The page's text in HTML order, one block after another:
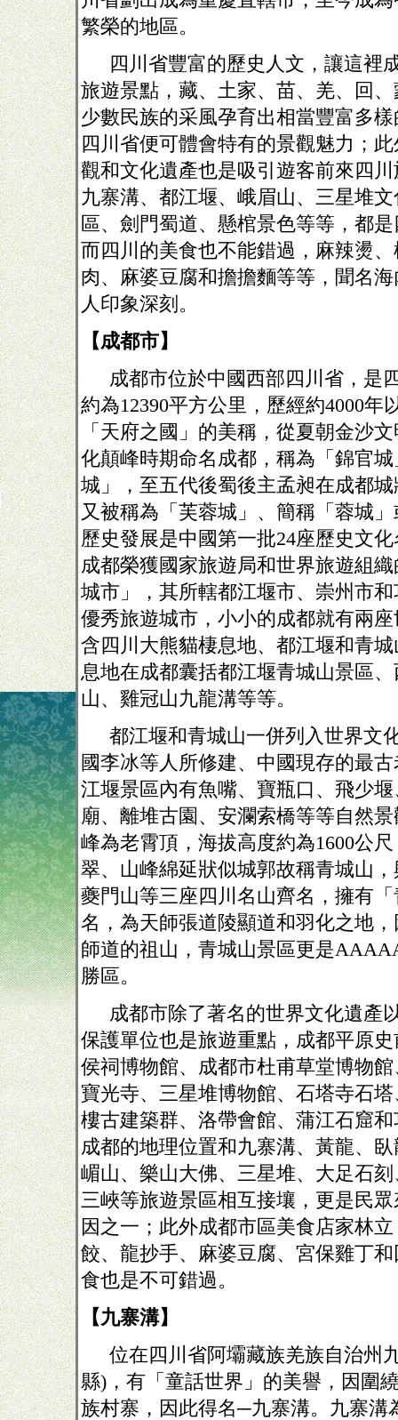
繁榮的地區。
四川省豐富的歷史人文，讓這裡
旅遊景點，藏、土家、苗、羌、回
少數民族的采風孕育出相當豐富多
四川省便可體會特有的景觀魅力；
觀和文化遺產也是吸引遊客前來四
九寨溝、都江堰、峨眉山、三星堆
區、劍門蜀道、懸棺景色等等，都
而四川的美食也不能錯過，麻辣燙
肉、麻婆豆腐和擔擔麵等等，聞名
人印象深刻。
【成都市】
成都市位於中國西部四川省，是
約為12390平方公里，歷經約4000年
「天府之國」的美稱，從夏朝金沙
化顛峰時期命名成都，稱為「錦官
城」，至五代後蜀後主孟昶在成都
又被稱為「芙蓉城」、簡稱「蓉城
歷史發展是中國第一批24座歷史文
成都榮獲國家旅遊局和世界旅遊組
城市」，其所轄都江堰市、崇州市
優秀旅遊城市，小小的成都就有兩
含四川大熊貓棲息地、都江堰和青
息地在成都囊括都江堰青城山景區
山、雞冠山九龍溝等等。
都江堰和青城山一併列入世界文
國李冰等人所修建、中國現存的最
江堰景區內有魚嘴、寶瓶口、飛少
廟、離堆古園、安瀾索橋等等自然
峰為老霄頂，海拔高度約為1600公
翠、山峰綿延狀似城郭故稱青城山
夔門山等三座四川名山齊名，擁有
名，為天師張道陵顯道和羽化之地
師道的祖山，青城山景區更是
勝區。
成都市除了著名的世界文化遺產
保護單位也是旅遊重點，成都平原
侯祠博物館、成都市杜甫草堂博物
寶光寺、三星堆博物館、石塔寺石
樓古建築群、洛帶會館、蒲江石窟
成都的地理位置和九寨溝、黃龍、
嵋山、樂山大佛、三星堆、大足石
三峽等旅遊景區相互接壤，更是民
因之一；此外成都市區美食店家林
餃、龍抄手、麻婆豆腐、宮保雞丁
食也是不可錯過。
【九寨溝】
位在四川省阿壩藏族羌族自治州
縣) ，有「童話世界」的美譽，因圍
族村寨，因此得名─九寨溝。九寨溝